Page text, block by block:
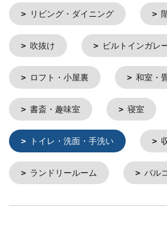
リビング・ダイニング
吹抜け ビルトインガレ
ロフト・小屋裏 和室・
書斎・趣味室 寝室
トイレ・洗面・手洗い
ランドリールーム バル